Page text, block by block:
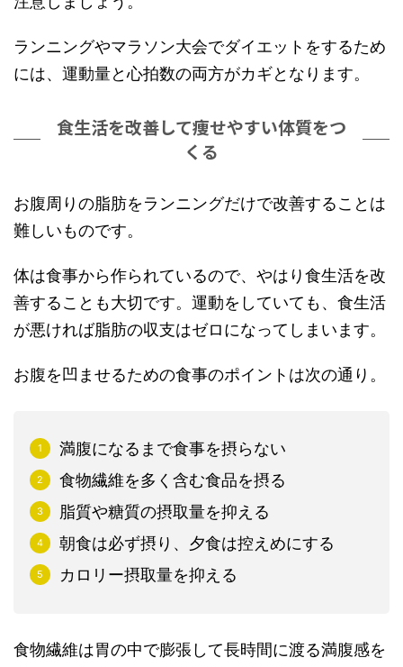
ランニングやマラソン大会でダイエットをするため
には、運動量と心拍数の両方がカギとなります。
食生活を改善して痩せやすい体質をつ
くる
お腹周りの脂肪をランニングだけで改善することは
難しいものです。
体は食事から作られているので、やはり食生活を改
善することも大切です。運動をしていても、食生活
が悪ければ脂肪の収支はゼロになってしまいます。
お腹を凹ませるための食事のポイントは次の通り。
満腹になるまで食事を摂らない
食物繊維を多く含む食品を摂る
脂質や糖質の摂取量を抑える
朝食は必ず摂り、夕食は控えめにする
カロリー摂取量を抑える
食物繊維は胃の中で膨張して長時間に渡る満腹感を